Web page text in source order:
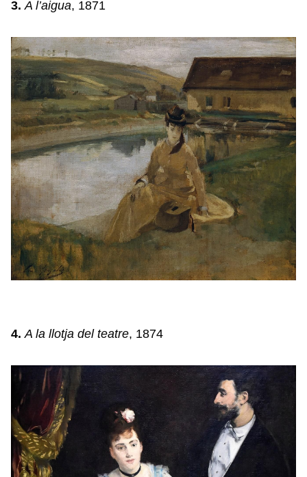
3. A l’aigua, 1871
4. A la llotja del teatre, 1874